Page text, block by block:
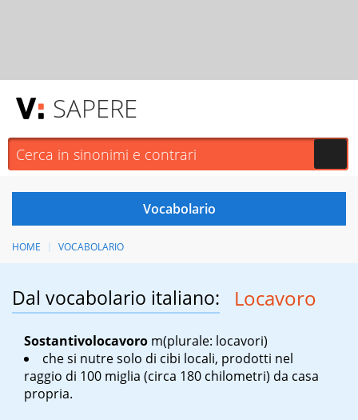
SAPERE
HOME VOCABOLARIO
Dal vocabolario italiano: Locavoro
Sostantivolocavoro m(plurale: locavori)
che si nutre solo di cibi locali, prodotti nel
raggio di 100 miglia (circa 180 chilometri) da casa
propria.